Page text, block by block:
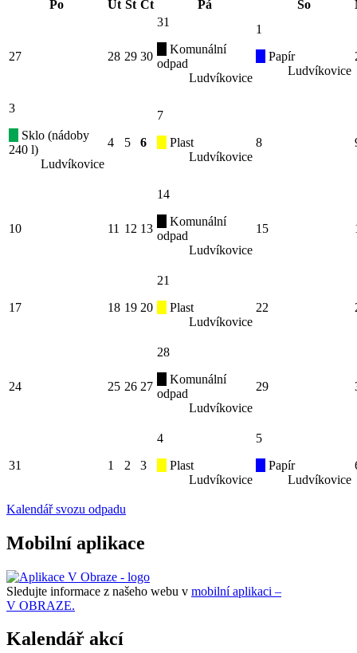
Po Út St Čt Pá So
27 28 29 30
31
Komunální
odpad
Ludvíkovice
1
Papír
Ludvíkovice
3
Sklo (nádoby
240 l)
Ludvíkovice
4 5 6
7
Plast
Ludvíkovice
8
10 11 12 13
14
Komunální
odpad
Ludvíkovice
15
17 18 19 20
21
Plast
Ludvíkovice
22
24 25 26 27
28
Komunální
odpad
Ludvíkovice
29
31 1 2 3
4
Plast
Ludvíkovice
5
Papír
Ludvíkovice
Kalendář svozu odpadu
Mobilní aplikace
Sledujte informace z našeho webu v mobilní aplikaci –
V OBRAZE.
Kalendář akcí